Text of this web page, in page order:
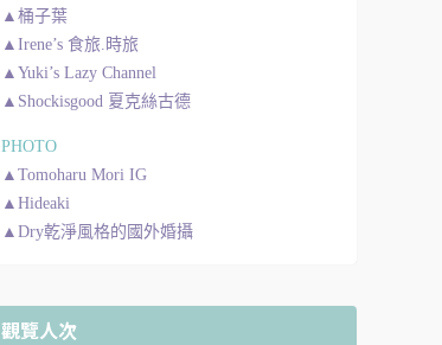
▲桶子葉
▲Irene’s 食旅.時旅
▲Yuki’s Lazy Channel
▲Shockisgood 夏克絲古德
PHOTO
▲Tomoharu Mori IG
▲Hideaki
▲Dry乾淨風格的國外婚攝
觀覽人次